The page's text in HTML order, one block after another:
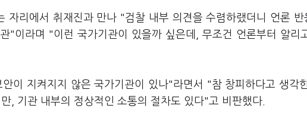
자리에서 취재진과 만나 "검찰 내부 의견을 수렴하랬더니 언론 반
"이라며 "이런 국가기관이 있을까 싶은데, 무조건 언론부터 알리
이 지켜지지 않은 국가기관이 있나"라면서 "참 창피하다고 생각
, 기관 내부의 정상적인 소통의 절차도 있다"고 비판했다.